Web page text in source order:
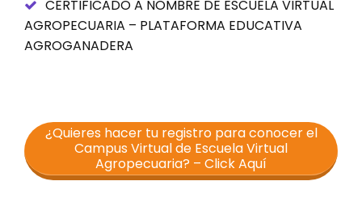
CERTIFICADO A NOMBRE DE ESCUELA VIRTUAL
AGROPECUARIA – PLATAFORMA EDUCATIVA
AGROGANADERA
¿Quieres hacer tu registro para conocer el
Campus Virtual de Escuela Virtual
Agropecuaria? – Click Aquí